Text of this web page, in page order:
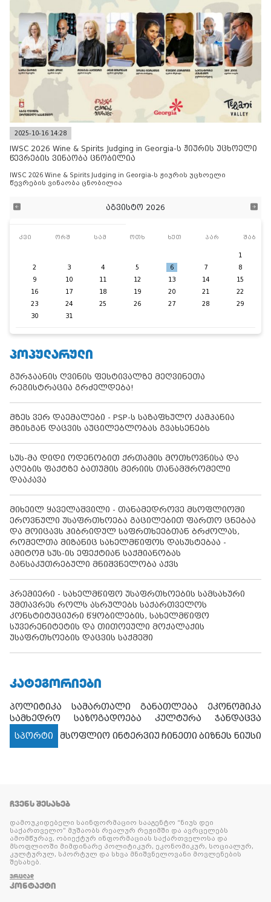
2025-10-16 14:28
IWSC 2026 Wine & Spirits Judging in Georgia-ს ჟიურის უცხოელი
წევრების ვინაობა ცნობილია
IWSC 2026 Wine & Spirits Judging in Georgia-ს ჟიურის უცხოელი
წევრების ვინაობა ცნობილია
აგვისტო 2026
კვი ორშ სამ ოთხ ხუთ პარ შაბ
1
2
3 4 5 6 7
8
9
10 11 12 13 14
15
16
17 18 19 20 21
22
23
24 25 26 27 28
29
30
31
ᲞᲝᲞᲣᲚᲐᲠᲣᲚᲘ
გურჯაანის ღვინის ფესტივალზე მეღვინეთა
რეგისტრაცია გრძელდება!
მზეს ვერ დაემალები - PSP-ს საზაფხულო კამპანია
მზისგან დაცვის აუცილებლობას გვახსენებს
სუს-მა დიდი ოდენობით ქრთამის მოთხოვნისა და
აღების ფაქტზე ბათუმის მერიის თანამშრომელი
დააკავა
მიხეილ ყაველაშვილი - თანამედროვე მსოფლიოში
ეროვნული უსაფრთხოება გაცილებით ფართო ცნებაა
და მოიცავს ჰიბრიდულ საფრთხეებთან ბრძოლას,
რომელთა მიზანიც სახელმწიფოს დასუსტებაა -
ამიტომ სუს-ის ეფექტიან საქმიანობას
განსაკუთრებული მნიშვნელობა აქვს
პრემიერი - სახელმწიფო უსაფრთხოების სამსახური
უმთავრეს როლს ასრულებს საქართველოს
კონსტიტუციური წყობილების, სახელმწიფო
სუვერენიტეტის და თითოეული მოქალაქის
უსაფრთხოების დაცვის საქმეში
ᲙᲐᲢᲔᲒᲝᲠᲘᲔᲑᲘ
პოლიტიკა სამართალი განათლება
ეკონომიკა
სამხედრო
საზოგადოება კულტურა
ჯანდაცვა
სპორტი
მსოფლიო ინტერვიუ ჩინეთი ბიზნეს ნიუსი
ᲩᲕᲔᲜᲡ ᲨᲔᲡᲐᲮᲔᲑ
დამოუკიდებელი საინფორმაციო სააგენტო “ნიუს დეი
საქართველო” მუშაობს რეალურ რეჟიმში და ავრცელებს
ამომწურავ, ობიექტურ ინფორმაციას საქართველოსა და
მსოფლიოში მიმდინარე პოლიტიკურ, ეკონომიკურ, სოციალურ,
კულტურულ, სპორტულ და სხვა მნიშვნელოვანი მოვლენების
შესახებ.
ᲕᲠᲪᲚᲐᲓ
ᲙᲝᲜᲢᲐᲥᲢᲘ